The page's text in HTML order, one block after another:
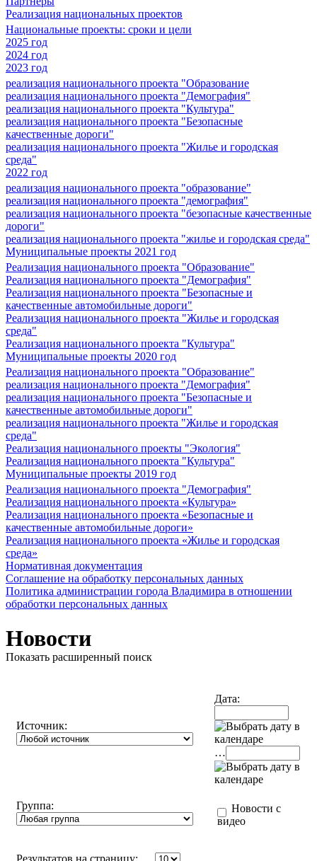
Реализация национальных проектов
Национальные проекты: сроки и цели
2025 год
2024 год
2023 год
реализация национального проекта "Образование
реализация национального проекта "Демография"
реализация национального проекта "Культура"
реализация национального проекта "Безопасные
качественные дороги"
реализация национального проекта "Жилье и городская
среда"
2022 год
реализация национального проекта "образование"
реализация национального проекта "демография"
реализация национального проекта "безопасные качественные
дороги"
реализация национального проекта "жилье и городская среда"
Муниципальные проекты 2021 год
Реализация национального проекта "Образование"
Реализация национального проекта "Демография"
Реализация национального проекта "Безопасные и
качественные автомобильные дороги"
Реализация национального проекта "Жилье и городская
среда"
Реализация национального проекта "Культура"
Муниципальные проекты 2020 год
Реализация национального проекта "Образование"
реализация национального проекта "Демография"
реализация национального проекта "Безопасные и
качественные автомобильные дороги"
реализация национального проекта "Жилье и городская
среда"
Реализация национального проекты "Экология"
Реализация национального проекта "Культура"
Муниципальные проекты 2019 год
Реализация национального проекта "Демография"
Реализация национального проекта «Культура»
Реализация национального проекта «Безопасные и
качественные автомобильные дороги»
Реализация национального проекта «Жилье и городская
среда»
Нормативная документация
Соглашение на обработку персональных данных
Политика администрации города Владимира в отношении
обработки персональных данных
Новости
Показать расширенный поиск
Источник:
Дата:
…
Группа:
Новости с
видео
Результатов на страницу: